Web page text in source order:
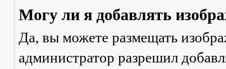
Могу ли я добавлять
Да, вы можете размещать
администратор разрешил